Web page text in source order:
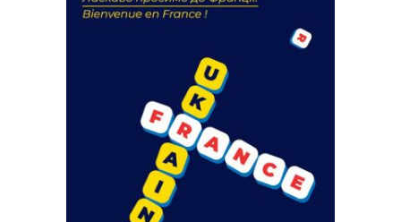
FEUILLETER